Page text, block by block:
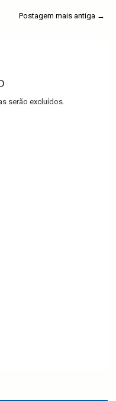
Postagem mais antiga →
serão excluídos.